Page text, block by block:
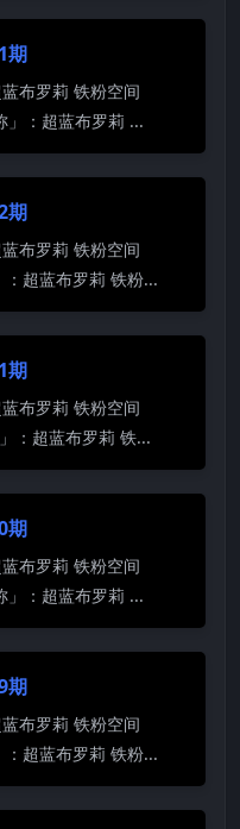
期
布罗莉 铁粉空间
」：超蓝布罗莉 ...
期
布罗莉 铁粉空间
超蓝布罗莉 铁粉...
期
布罗莉 铁粉空间
：超蓝布罗莉 铁...
期
布罗莉 铁粉空间
」：超蓝布罗莉 ...
期
布罗莉 铁粉空间
超蓝布罗莉 铁粉...